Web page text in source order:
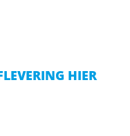
HIER